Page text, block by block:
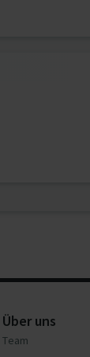
Über uns
Team